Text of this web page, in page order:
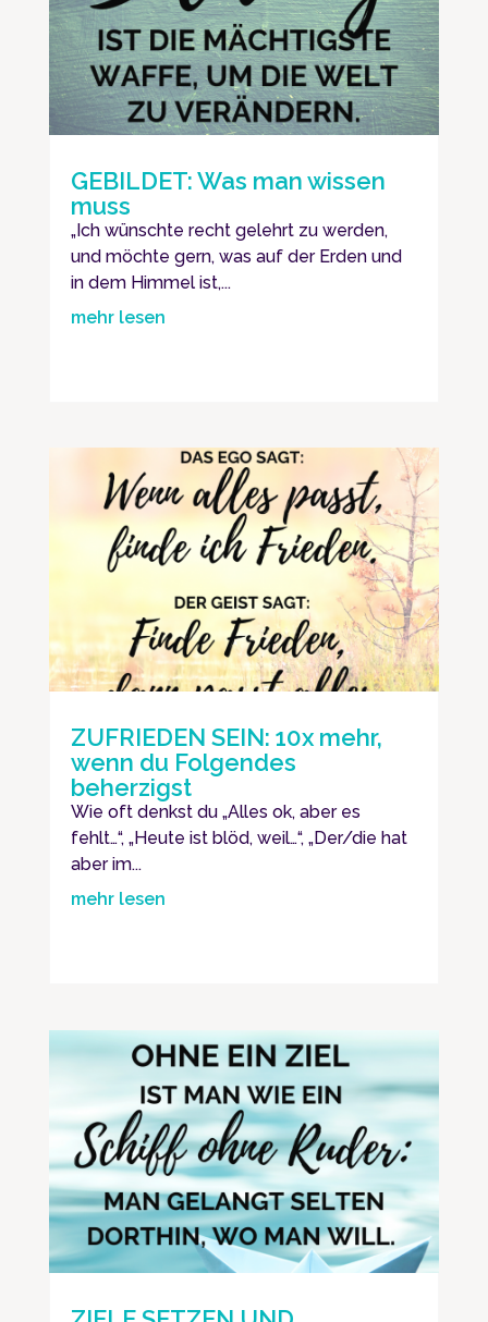
GEBILDET: Was man wissen
muss
„Ich wünschte recht gelehrt zu werden,
und möchte gern, was auf der Erden und
in dem Himmel ist,...
mehr lesen
ZUFRIEDEN SEIN: 10x mehr,
wenn du Folgendes
beherzigst
Wie oft denkst du „Alles ok, aber es
fehlt…“, „Heute ist blöd, weil…“, „Der/die hat
aber im...
mehr lesen